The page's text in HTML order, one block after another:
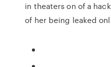
in theaters on of a
of her being leaked